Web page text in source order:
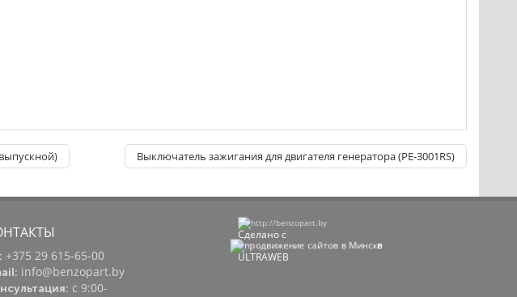
Выключатель зажигания для двигателя генератора (PE-3001RS)
+375 29 615-65-00
info@benzopart.by
с 9:00-
Сделано с
в
ULTRAWEB